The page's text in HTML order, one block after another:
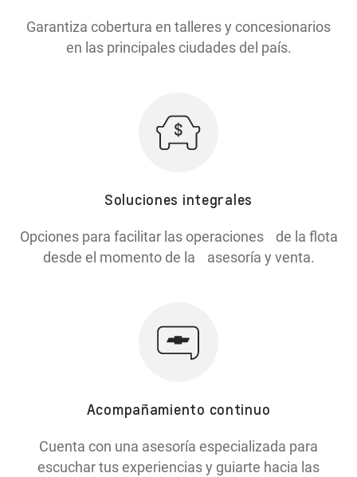
Garantiza cobertura en talleres y concesionarios
en las principales ciudades del país.
Soluciones integrales
Opciones para facilitar las operaciones de la flota
desde el momento de la asesoría y venta.
Acompañamiento continuo
Cuenta con una asesoría especializada para
escuchar tus experiencias y guiarte hacia las